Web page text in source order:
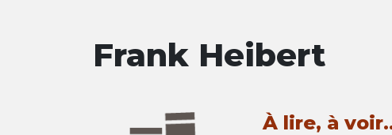
Frank Heibert
À lire, à